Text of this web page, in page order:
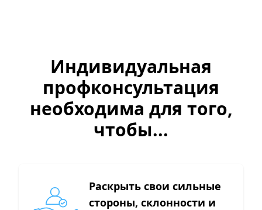
Индивидуальная
профконсультация
необходима для того,
чтобы...
Раскрыть свои сильные
стороны, склонности и